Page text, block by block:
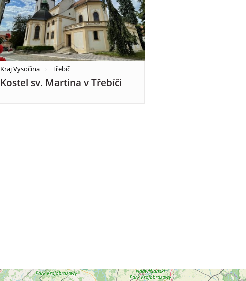
Kraj Vysočina Třebíč
Kostel sv. Martina v Třebíči